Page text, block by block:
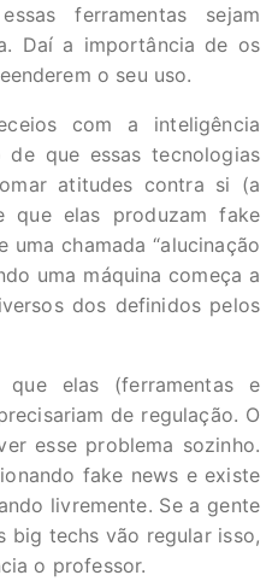
ferramentas sejam
Daí a importância de os
o seu uso.
com a inteligência
que essas tecnologias
atitudes contra si (a
que elas produzam fake
uma chamada “alucinação
uma máquina começa a
dos definidos pelos
elas (ferramentas e
de regulação. O
esse problema sozinho.
fake news e existe
livremente. Se a gente
big techs vão regular isso,
o professor.